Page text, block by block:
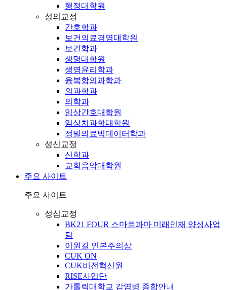
행정대학원
성의교정
간호학과
보건의료경영대학원
보건학과
생명대학원
생명윤리학과
융복합의과학과
의과학과
의학과
임상간호대학원
임상치과학대학원
정밀의료빅데이터학과
성신교정
신학과
교회음악대학원
주요 사이트
주요 사이트
성심교정
BK21 FOUR 스마트파마 미래인재 양성사업
팀
이원길 인본주의상
CUK ON
CUK비전혁신원
RISE사업단
가톨릭대학교 감염병 종합안내